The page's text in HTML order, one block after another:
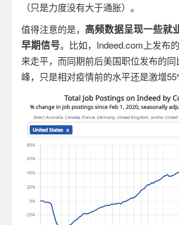
（只是力度没有大于通胀）。
值得注意的是， 高频数据呈现一些就
早期信号。比如， Indeed.com 上发布
来走平，而同期前后美国职位发布的
峰，只是相对疫情前的水平还是激增